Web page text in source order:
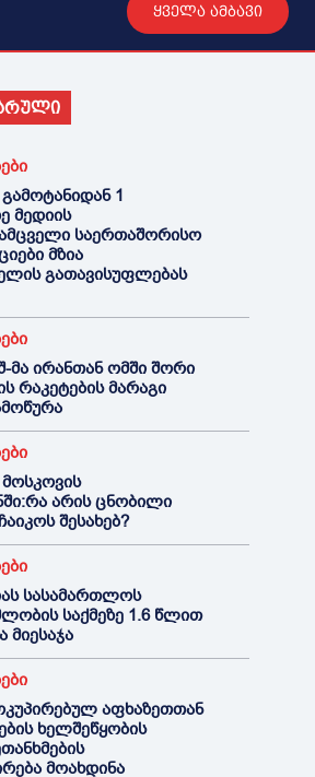
ყველა ამბავი
გამოტანიდან 1
მედიის
საერთაშორისო
მზია
გათავისუფლებას
მა ირანთან ომში შორი
რაკეტების მარაგი
არის ცნობილი
შესახებ?
სასამართლოს
საქმეზე 1.6 წლით
მიესაჯა
აფხაზეთთან
ხელშეწყობის
მოახდინა